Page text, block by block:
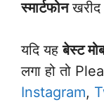
स्मार्टफोन
यदि यहबेस्ट
लगा हो तो
Instagram,